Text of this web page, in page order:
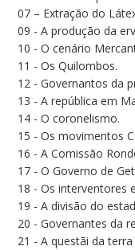
07 – Extração do
09 - A produção da
10 - O cenário
11 - Os Quilombos.
12 - Governantos da
13 - A república em
14 - O coronelismo.
15 - Os movimentos
16 - A Comissão
17 - O Governo de
18 - Os interventores
19 - A divisão do
20 - Governantes da
21 - A questãi da